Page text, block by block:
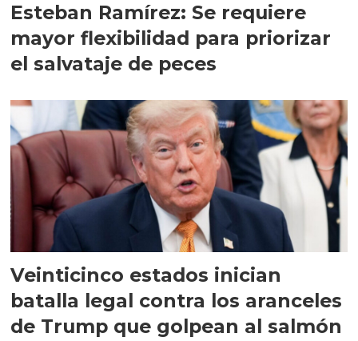
Esteban Ramírez: Se requiere
mayor flexibilidad para priorizar
el salvataje de peces
Veinticinco estados inician
batalla legal contra los aranceles
de Trump que golpean al salmón